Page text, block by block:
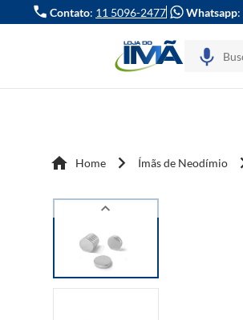
Contato: 11 5096-2477 Whatsapp:
Home Ímãs de Neodímio